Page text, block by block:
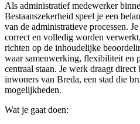
Als administratief medewerker
Bestaanszekerheid speel je een
van de administratieve processen.
correct en volledig worden
richten op de inhoudelijke
waar samenwerking, flexibiliteit en
centraal staan. Je werk draagt
inwoners van Breda, een stad die
mogelijkheden.
Wat je gaat doen: